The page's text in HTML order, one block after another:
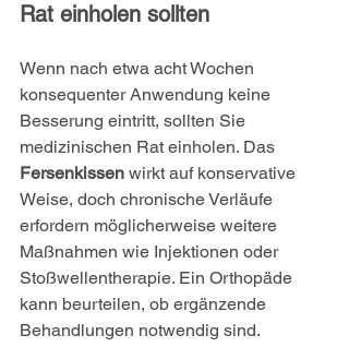
Rat einholen sollten
Wenn nach etwa acht Wochen
konsequenter Anwendung keine
Besserung eintritt, sollten Sie
medizinischen Rat einholen. Das
Fersenkissen wirkt auf konservative
Weise, doch chronische Verläufe
erfordern möglicherweise weitere
Maßnahmen wie Injektionen oder
Stoßwellentherapie. Ein Orthopäde
kann beurteilen, ob ergänzende
Behandlungen notwendig sind.